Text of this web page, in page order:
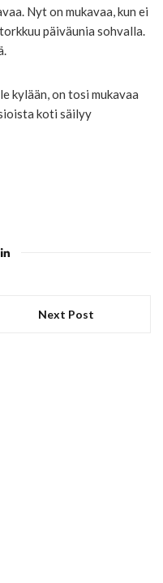
Nyt on mukavaa, kun ei
päiväunia sohvalla.
kylään, on tosi mukavaa
koti säilyy
Next Post